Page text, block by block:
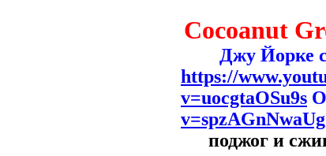
Cocoanut
Джу Йорке
https://
v=uocgtaOSu9s
v=spzAGnNwaUg
поджог и